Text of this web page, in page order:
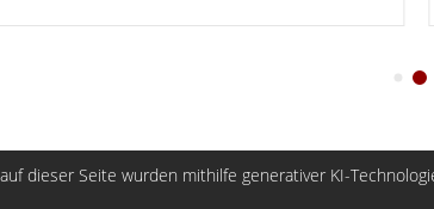
dieser Seite wurden mithilfe generativer KI-